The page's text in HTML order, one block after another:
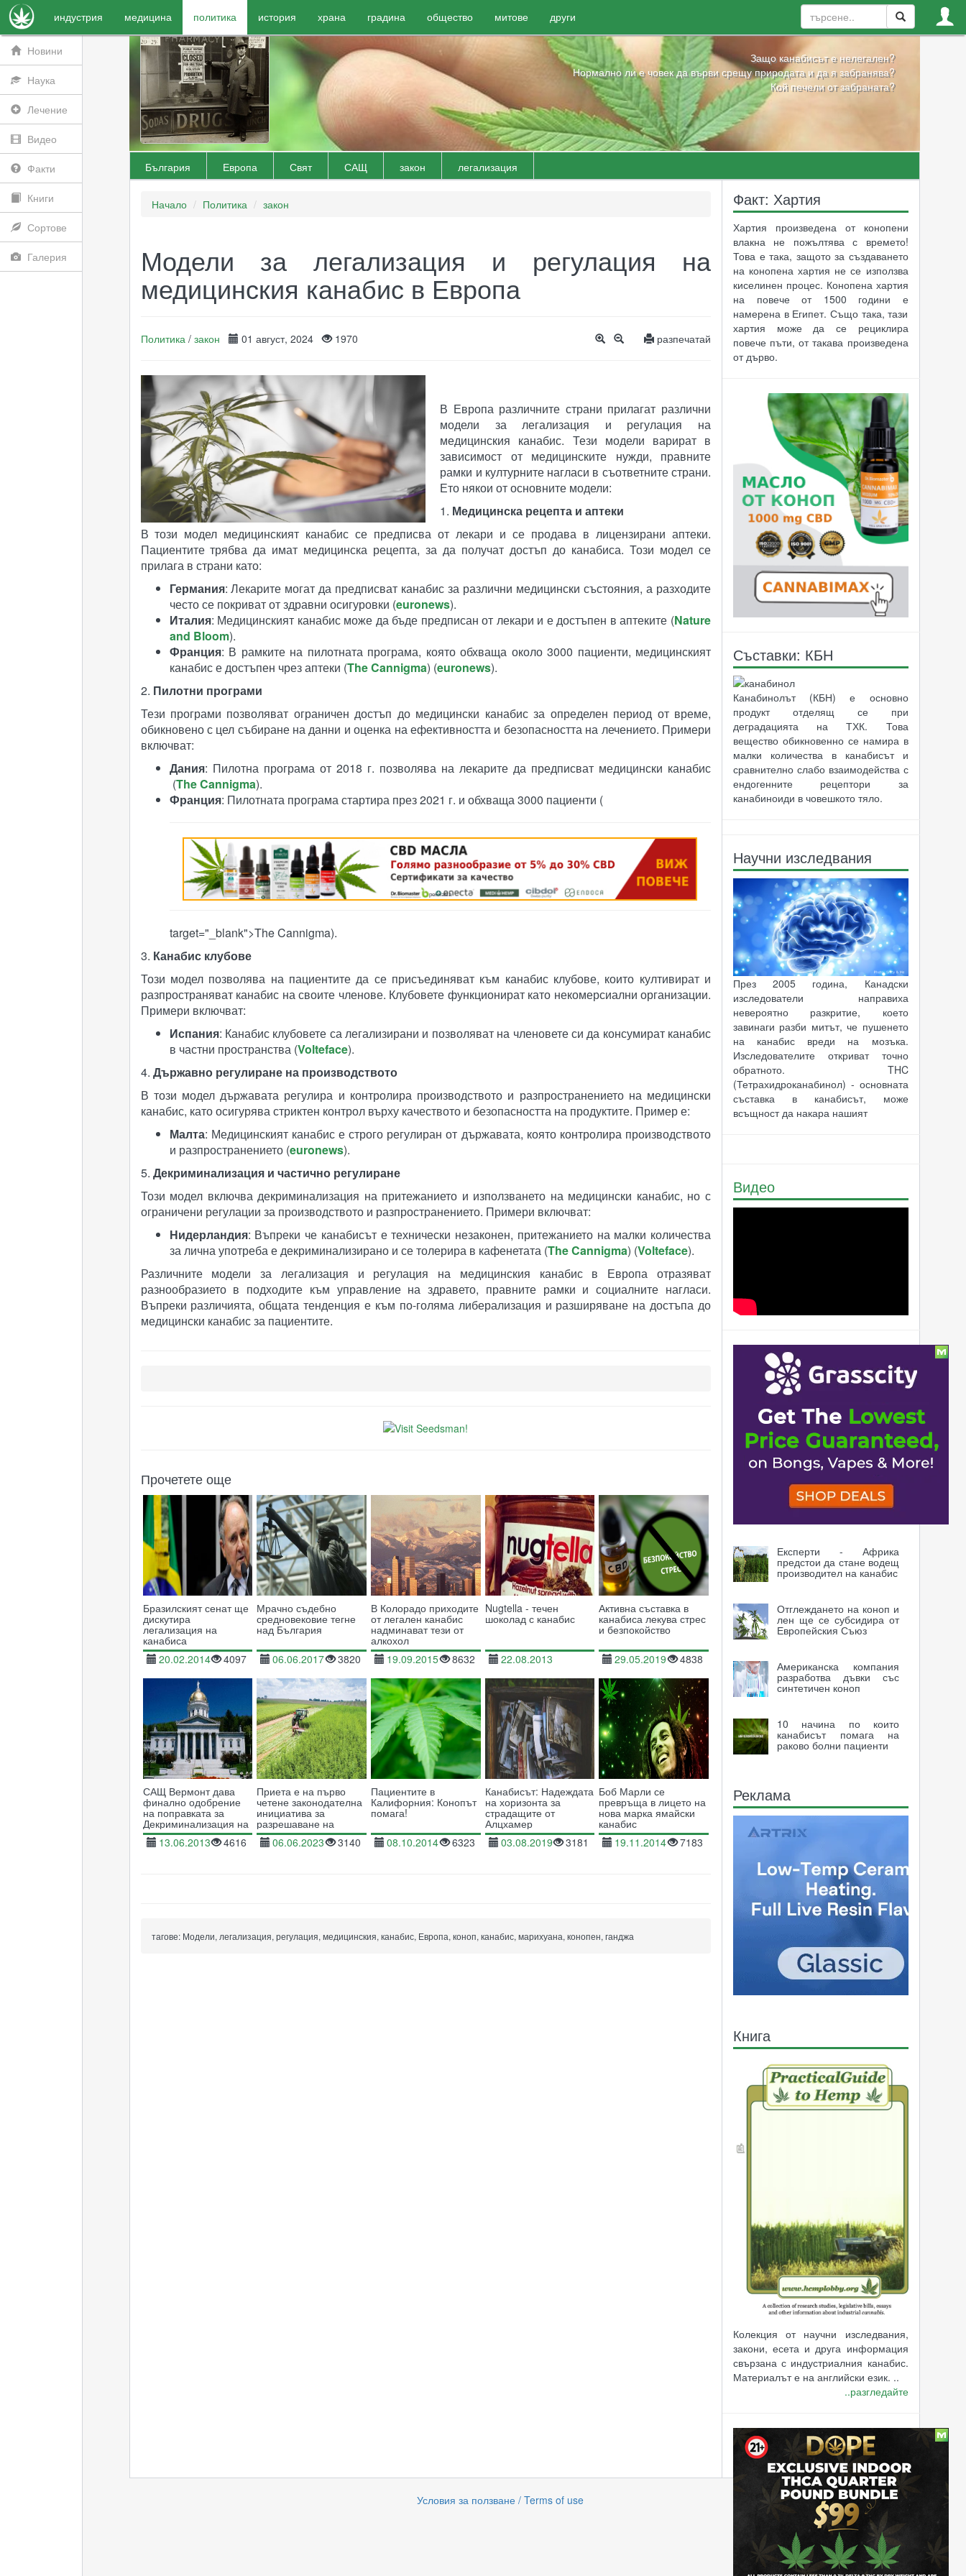
индустрия медицина политика история храна градина общество митове други
Новини
Наука
Лечение
Видео
Факти
Книги
Сортове
Галерия
Защо канабисът е нелегален?
Нормално ли е човек да върви срещу природата и да я забранява?
Кой печели от забраната?
България Европа Свят САЩ закон легализация
Начало Политика закон
Модели за легализация и регулация на
медицинския канабис в Европа
Политика/ закон 01 август, 2024 1970 разпечатай
В Европа различните страни прилагат различни
модели за легализация и регулация на
медицинския канабис. Тези модели варират в
зависимост от медицинските нужди, правните
рамки и културните нагласи в съответните страни.
Ето някои от основните модели:
1. Медицинска рецепта и аптеки
В този модел медицинският канабис се предписва от лекари и се продава в лицензирани аптеки.
Пациентите трябва да имат медицинска рецепта, за да получат достъп до канабиса. Този модел се
прилага в страни като:
Германия: Лекарите могат да предписват канабис за различни медицински състояния, а разходите
често се покриват от здравни осигуровки​ (euronews)​.
Италия: Медицинският канабис може да бъде предписан от лекари и е достъпен в аптеките​ (Nature
and Bloom)​.
Франция: В рамките на пилотната програма, която обхваща около 3000 пациенти, медицинският
канабис е достъпен чрез аптеки​ (The Cannigma)​​ (euronews)​.
2. Пилотни програми
Тези програми позволяват ограничен достъп до медицински канабис за определен период от време,
обикновено с цел събиране на данни и оценка на ефективността и безопасността на лечението. Примери
включват:
Дания: Пилотна програма от 2018 г. позволява на лекарите да предписват медицински канабис​
(The Cannigma)​.
Франция: Пилотната програма стартира през 2021 г. и обхваща 3000 пациенти​ (
реклама
target="_blank">The Cannigma)​.
3. Канабис клубове
Този модел позволява на пациентите да се присъединяват към канабис клубове, които култивират и
разпространяват канабис на своите членове. Клубовете функционират като некомерсиални организации.
Примери включват:
Испания: Канабис клубовете са легализирани и позволяват на членовете си да консумират канабис
в частни пространства​ (Volteface)​.
4. Държавно регулиране на производството
В този модел държавата регулира и контролира производството и разпространението на медицински
канабис, като осигурява стриктен контрол върху качеството и безопасността на продуктите. Пример е:
Малта: Медицинският канабис е строго регулиран от държавата, която контролира производството
и разпространението​ (euronews)​.
5. Декриминализация и частично регулиране
Този модел включва декриминализация на притежанието и използването на медицински канабис, но с
ограничени регулации за производството и разпространението. Примери включват:
Нидерландия: Въпреки че канабисът е технически незаконен, притежанието на малки количества
за лична употреба е декриминализирано и се толерира в кафенетата​ (The Cannigma)​​ (Volteface)​.
Различните модели за легализация и регулация на медицинския канабис в Европа отразяват
разнообразието в подходите към управление на здравето, правните рамки и социалните нагласи.
Въпреки различията, общата тенденция е към по-голяма либерализация и разширяване на достъпа до
медицински канабис за пациентите.
Прочетете още
Бразилският сенат ще
дискутира
легализация на
канабиса
20.02.2014
4097
Мрачно съдебно
средновековие тегне
над България
06.06.2017 3820
В Колорадо приходите
от легален канабис
надминават тези от
алкохол
19.09.2015
8632
Nugtella - течен
шоколад с канабис
22.08.2013
Активна съставка в
канабиса лекува стрес
и безпокойство
29.05.2019 4838
САЩ Вермонт дава
финално одобрение
на поправката за
Декриминализация на
Канабиса
13.06.2013 4616
Приета е на първо
четене законодателна
инициатива за
разрешаване на
преработката на
индустриален коноп у
06.06.2023 3140
Пациентите в
Калифорния: Конопът
помага!
08.10.2014 6323
Канабисът: Надеждата
на хоризонта за
страдащите от
Алцхамер
03.08.2019
3181
Боб Марли се
превръща в лицето на
нова марка ямайски
канабис
19.11.2014
7183
тагове: Модели, легализация, регулация, медицинския, канабис, Европа, коноп, канабис, марихуана, конопен, ганджа
Факт: Хартия
Хартия произведена от конопени
влакна не пожълтява с времето!
Това е така, защото за създаването
на конопена хартия не се използва
киселинен процес. Конопена хартия
на повече от 1500 години е
намерена в Египет. Също така, тази
хартия може да се рециклира
повече пъти, от такава произведена
от дърво.
Съставки: КБН
Канабинолът (КБН) е основно
продукт отделящ се при
деградацията на ТХК. Това
вещество обикновенно се намира в
малки количества в канабисът и
сравнително слабо взаимодейства с
ендогенните рецептори за
канабиноиди в човешкото тяло.
Научни изследвания
През 2005 година, Канадски
изследователи направиха
невероятно разкритие, което
завинаги разби митът, че пушенето
на канабис вреди на мозъка.
Изследователите откриват точно
обратното. THC
(Тетрахидроканабинол) - основната
съставка в канабисът, може
всъщност да накара нашият
Видео
Статии
Още работни места и по-
високи заплати в
Пушенето на коноп
облекчава болестта на
Крон без странични
ефекти
10 мита за растението
канабис
Експерти - Африка
предстои да стане водещ
производител на канабис
Отглеждането на коноп и
лен ще се субсидира от
Европейския Съюз
Американска компания
разработва дъвки със
синтетичен коноп
10 начина по които
канабисът помага на
раково болни пациенти
Реклама
Книга
Колекция от научни изследвания,
закони, есета и друга информация
свързана с индустриалния канабис.
Материалът е на английски език. ..
..разгледайте
В момента има 12 госта и 0
потребителя използващи сайта.
2026-08-08 08:11:18
Условия за ползване / Terms of use